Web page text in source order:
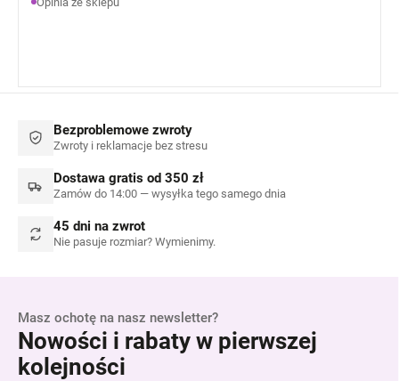
Bezproblemowe zwroty
Zwroty i reklamacje bez stresu
Dostawa gratis od 350 zł
Zamów do 14:00 — wysyłka tego samego dnia
45 dni na zwrot
Nie pasuje rozmiar? Wymienimy.
Masz ochotę na nasz newsletter?
Nowości i rabaty w pierwszej
kolejności